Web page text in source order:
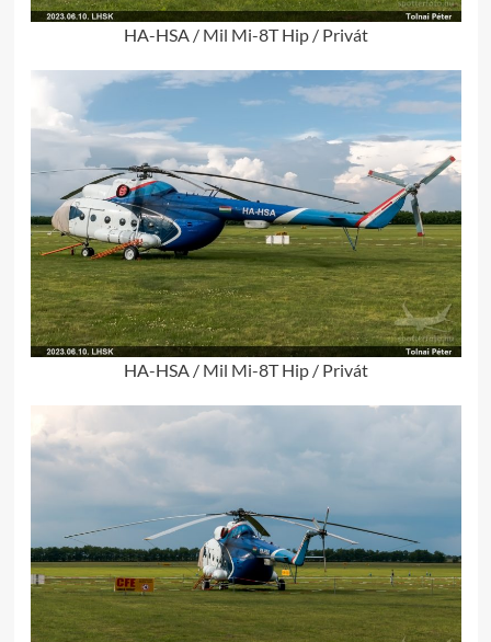
HA-HSA / Mil Mi-8T Hip / Privát
HA-HSA / Mil Mi-8T Hip / Privát